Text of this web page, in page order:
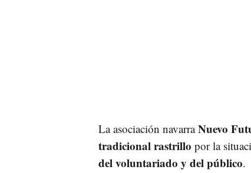
La asociación navarraNuevo
tradicional rastrillo por la
del voluntariado y del público.